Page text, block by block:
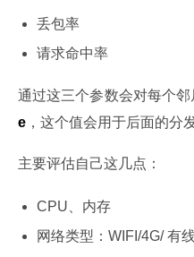
丢包率
请求命中率
通过这三个参数会对每个邻
e ，这个值会用于后面的分
主要评估自己这几点：
CPU、内存
网络类型：WIFI/4G/ 有